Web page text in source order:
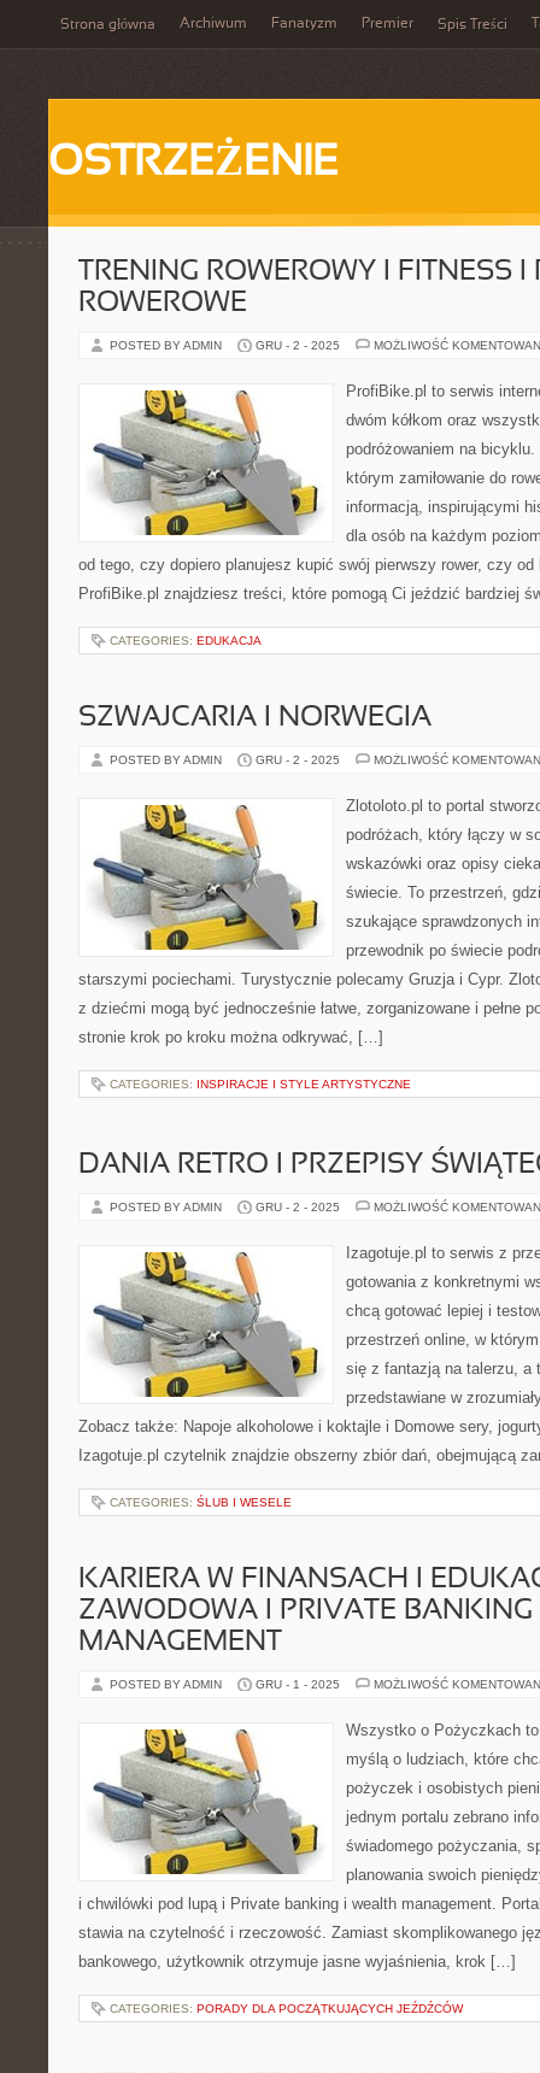
Strona główna Archiwum Fanatyzm Premier Spis Treści
OSTRZEŻENIE
TRENING ROWEROWY I FITNESS
ROWEROWE
POSTED BY ADMIN GRU - 2 - 2025 MOŻLIWOŚĆ
ProfiBike.pl to serwis
dwóm kółkom oraz
podróżowaniem na bicyklu.
którym zamiłowanie do
informacją, inspirującymi
dla osób na każdym
od tego, czy dopiero planujesz kupić swój pierwszy rower, czy
ProfiBike.pl znajdziesz treści, które pomogą Ci jeździć bardziej
CATEGORIES: EDUKACJA
SZWAJCARIA I NORWEGIA
POSTED BY ADMIN GRU - 2 - 2025 MOŻLIWOŚĆ
Zlotoloto.pl to portal
podróżach, który łączy w
wskazówki oraz opisy
świecie. To przestrzeń,
szukające sprawdzonych
przewodnik po świecie
starszymi pociechami. Turystycznie polecamy Gruzja i Cypr.
z dziećmi mogą być jednocześnie łatwe, zorganizowane i pełne
stronie krok po kroku można odkrywać, […]
CATEGORIES: INSPIRACJE I STYLE ARTYSTYCZNE
DANIA RETRO I PRZEPISY
POSTED BY ADMIN GRU - 2 - 2025 MOŻLIWOŚĆ
Izagotuje.pl to serwis z
gotowania z konkretnymi
chcą gotować lepiej i
przestrzeń online, w
się z fantazją na talerzu, a
przedstawiane w
Zobacz także: Napoje alkoholowe i koktajle i Domowe sery,
Izagotuje.pl czytelnik znajdzie obszerny zbiór dań, obejmującą
CATEGORIES: ŚLUB I WESELE
KARIERA W FINANSACH I
ZAWODOWA I PRIVATE BANKING
MANAGEMENT
POSTED BY ADMIN GRU - 1 - 2025 MOŻLIWOŚĆ
Wszystko o Pożyczkach
myślą o ludziach, które
pożyczek i osobistych
jednym portalu zebrano
świadomego pożyczania,
planowania swoich
i chwilówki pod lupą i Private banking i wealth management.
stawia na czytelność i rzeczowość. Zamiast skomplikowanego
bankowego, użytkownik otrzymuje jasne wyjaśnienia, krok […]
CATEGORIES: PORADY DLA POCZĄTKUJĄCYCH JEŹDŹCÓW